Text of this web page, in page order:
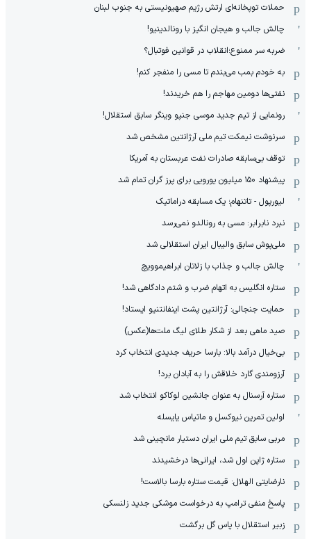
حملات توپخانه‌ای ارتش رژیم صهیونیستی به جنوب لبنان
چالش جالب و هیجان انگیز با رونالدینیو!
ضربه سر ممنوع؛انقلاب در قوانین فوتبال؟
به خودم بمب می‌بندم تا مسی را منفجر کنم!
نفتی‌ها دومین مهاجم را هم خریدند!
رونمایی از تیم جدید موسی جنپو وینگر سابق استقلال!
سرنوشت نیمکت تیم ملی آرژانتین مشخص شد
توقف بی‌سابقه صادرات نفت عربستان به آمریکا
پیشنهاد ۱۵۰ میلیون یورویی برای پرز گران تمام شد
لیورپول - تاتنهام؛ یک مسابقه دراماتیک
نبرد نابرابر: مسی به رونالدو نمی‌رسد
ملی‌پوش سابق والیبال ایران استقلالی شد
چالش جالب و جذاب با زلاتان ابراهیموویچ
ستاره انگلیس به اتهام ضرب و شتم دادگاهی شد!
حمایت جنجالی: آرژانتین پشت اینفانتنیو ایستاد!
صید ماهی بعد از شکار طلای لیگ ملت‌ها(عکس)
بی‌خیال درآمد بالا: بارسا حریف جدیدی انتخاب کرد
آرزومندی گارد خلاقش را به آبادان برد!
ستاره آرسنال به عنوان جانشین لوکاکو انتخاب شد
اولین تمرین نیوکسل و ماتیاس یایسله
مربی سابق تیم ملی ایران دستیار مانچینی شد
ستاره ژاپن اول شد، ایرانی‌ها درخشیدند
نارضایتی الهلال: قیمت ستاره بارسا بالاست!
پاسخ منفی ترامپ به درخواست موشکی جدید زلنسکی
زبیر استقلال با پاس گل برگشت